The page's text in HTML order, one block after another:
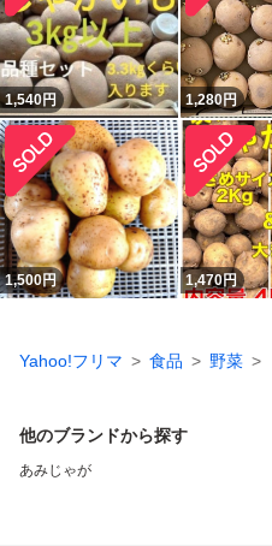
1,540円 1,280円
1,500円 1,470円
Yahoo!フリマ 食品 野菜
他のブランドから探す
あみじゃが